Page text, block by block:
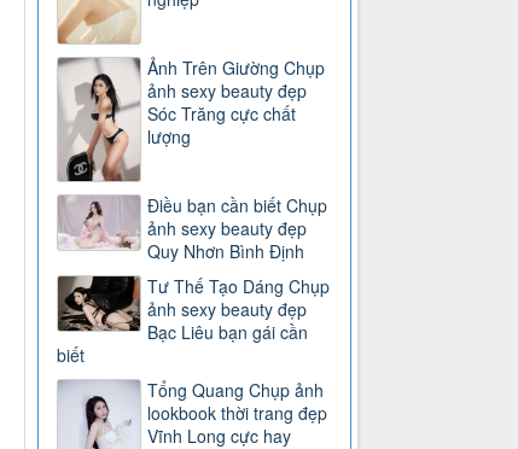
Ảnh Trên Giường Chụp
ảnh sexy beauty đẹp
Sóc Trăng cực chất
lượng
Điều bạn cần biết Chụp
ảnh sexy beauty đẹp
Quy Nhơn Bình Định
Tư Thế Tạo Dáng Chụp
ảnh sexy beauty đẹp
Bạc Liêu bạn gái cần
biết
Tổng Quang Chụp ảnh
lookbook thời trang đẹp
Vĩnh Long cực hay